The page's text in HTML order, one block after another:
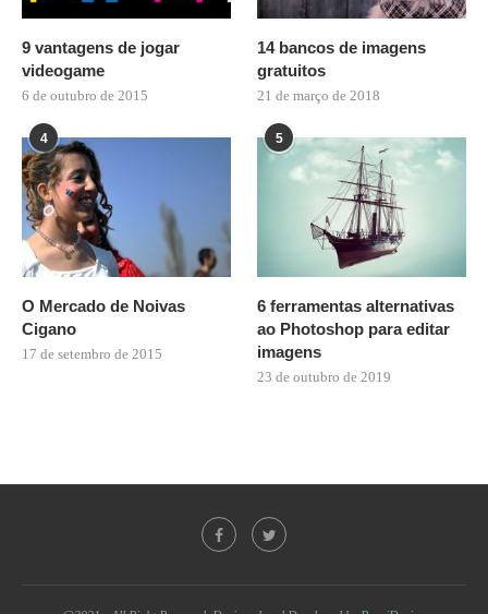
9 vantagens de jogar
videogame
6 de outubro de 2015
14 bancos de imagens
gratuitos
21 de março de 2018
4
O Mercado de Noivas
Cigano
17 de setembro de 2015
5
6 ferramentas alternativas
ao Photoshop para editar
imagens
23 de outubro de 2019